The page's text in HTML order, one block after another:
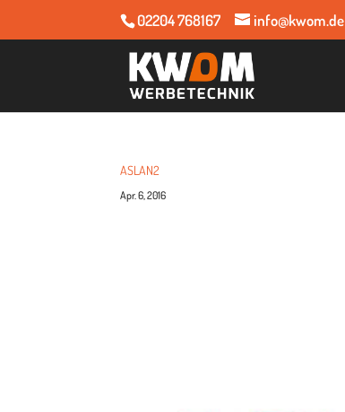
02204 768167 info@kwom.de
ASLAN2
Apr. 6, 2016